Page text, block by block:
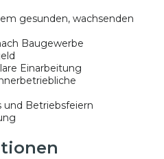
gesunden, wachsenden
Baugewerbe
Einarbeitung
und Betriebsfeiern